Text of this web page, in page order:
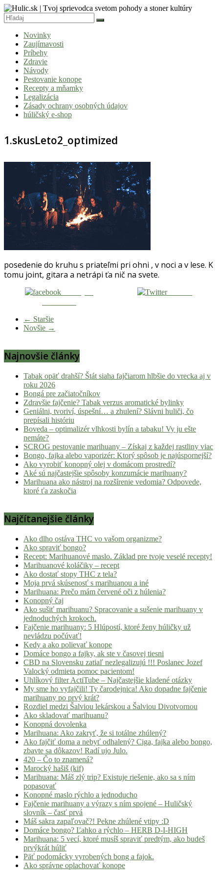
Skip
to
content
Tvoj
sprievodca
svetom
pohody
stoner
v
komunite,
čas
relatívny.
Hulic.sk
čerstvé
z
konopnej
scény,
out,
stoner
a
Klikni
nalaď
pohodu.
Novinky
Zaujímavosti
Príbehy
Zdravie
Návody
Pestovanie konope
Recepty a mňamky
Legalizácia
Zásady ochrany osobných údajov
húličský e-shop
1.skusLeto2_optimized
posedenie do kruhu s priateľmi pri ohni , v noci a v lese. K
tomu joint, gitara a netrápi ťa nič na svete.
Tweetni
← Staršie
Novšie →
Najnovšie články
Tabak opäť drahší? Štát siaha fajčiarom hlbšie do vrecka aj v
roku 2026
Bongá pre začiatočníkov
Zdravšie fajčenie? Tabak verzus aromatické bylinky
Geniálni, tvoriví, úspešní… a zhulení? Slávni huliči, čo
prepísali históriu
Boveda – optimalizér vlhkosti bylín a tabaku! Vy ju ešte
nemáte?
SCROG pestovanie marihuany – Získaj z každej rastliny viac
Bongo, fajka alebo vaporizér: Ktorý spôsob je najúspornejší?
Ako vyrobiť konopný olej v domácom prostredí?
Aké sú najčastejšie spôsoby konzumácie marihuany?
Marihuana ako nástroj na rozšírenie vedomia? Odpovede,
ktoré ťa zaskočia
Najčítanejšie články
Ako dlho ostáva THC vo vašom organizme?
Ako spraviť bongo?
Recept: Marihuanové maslo. Základ pre tvoje veselé recepty!
Marihuanové koláčiky – recept
Ako dostať stopy THC z tela?
Moja prvá skúsenosť s marihuanou a iné
Marihuana: Prečo mám červené oči z húlenia?
Konopný čaj
Ako sušiť marihuanu? Spracovanie a sušenie marihuany v
jednoduchých krokoch.
Fajčenie marihuany: 5 Hlúpostí, ktoré ženy húličky už
nevládzu počúvať!
Kedy a ako polievať konope
Domáce bongo a fajky, ak ste v časovej tiesni
CBD na Slovensku zatiaľ nezlegalizujú !!! Poslanec Jozef
Valocký odmieta pomoc pacientom!
Uhlíkový filter ActiTube – Najčastejšie kladené otázky
My sme ho vyfajčili! Ty čarodejnica! Ako dopadne fajčenie
marihuany po prvý krát?
Rozdiel medzi Šalviou lekárskou a Šalviou Divotvornou
Ako skladovať marihuanu?
Konopná dovolenka
Marihuana: Ako zakryť, že si totálne zhúlený?
Ako fajčiť doma a nebyť odhalený? Ciga, fajka alebo bongo,
zbavte sa dôkazov! Radí ujo Julo.
420 – Čo to znamená?
Marocký hašiš (kif)
Marihuana: Máš zlý trip? Existuje riešenie, ako sa s ním
popasovať
Konopné maslo rýchlo a jednoducho
Fajčenie marihuany a výrazy s ním spojené – Huličský
slovník – časť prvá
Máš sakra zapaľovač?! Pekne zhúlené vtipy :D
Domáce bongo? Ľahko a rýchlo – HERB D-I-HIGH
Marihuana: 5 vecí, ktoré musíš spraviť predtým, ako budeš
prvýkrát húliť
Päť podomácky vyrobených bong a fajok.
Ako správne oplachovať konope